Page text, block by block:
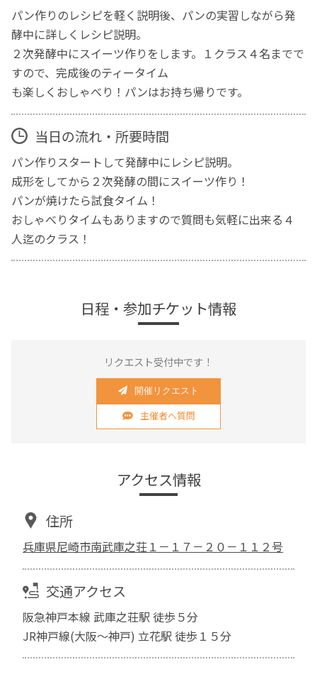
パン作りのレシピを軽く説明後、パンの実習しながら発
酵中に詳しくレシピ説明。
２次発酵中にスイーツ作りをします。１クラス４名までで
すので、完成後のティータイム
も楽しくおしゃべり！パンはお持ち帰りです。
当日の流れ・所要時間
パン作りスタートして発酵中にレシピ説明。
成形をしてから２次発酵の間にスイーツ作り！
パンが焼けたら試食タイム！
おしゃべりタイムもありますので質問も気軽に出来る４
人迄のクラス！
日程・参加チケット情報
リクエスト受付中です！
開催リクエスト
主催者へ質問
アクセス情報
住所
兵庫県尼崎市南武庫之荘１－１７－２０－１１２号
交通アクセス
阪急神戸本線 武庫之荘駅 徒歩５分
JR神戸線(大阪～神戸) 立花駅 徒歩１５分